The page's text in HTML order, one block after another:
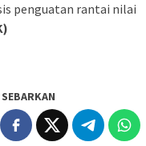
penguatan rantai nilai
SEBARKAN